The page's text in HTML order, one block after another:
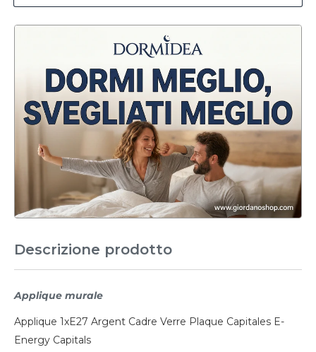
Descrizione prodotto
Applique murale
Applique 1xE27 Argent Cadre Verre Plaque Capitales E-
Energy Capitals